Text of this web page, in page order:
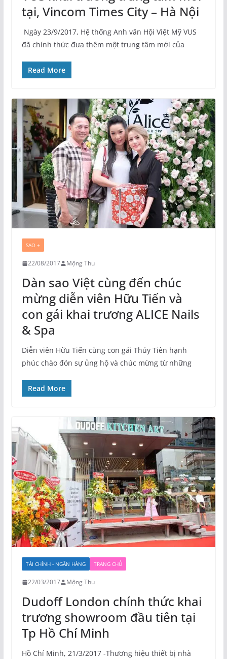
tại, Vincom Times City – Hà Nội
Ngày 23/9/2017, Hệ thống Anh văn Hội Việt Mỹ VUS
đã chính thức đưa thêm một trung tâm mới của
Read More
SAO +
22/08/2017 Mộng Thu
Dàn sao Việt cùng đến chúc
mừng diễn viên Hữu Tiến và
con gái khai trương ALICE Nails
& Spa
Diễn viên Hữu Tiến cùng con gái Thủy Tiên hạnh
phúc chào đón sự ủng hộ và chúc mừng từ những
Read More
TÀI CHÍNH - NGÂN HÀNG TRANG CHỦ
22/03/2017 Mộng Thu
Dudoff London chính thức khai
trương showroom đầu tiên tại
Tp Hồ Chí Minh
Hồ Chí Minh, 21/3/2017 -Thương hiệu thiết bị nhà